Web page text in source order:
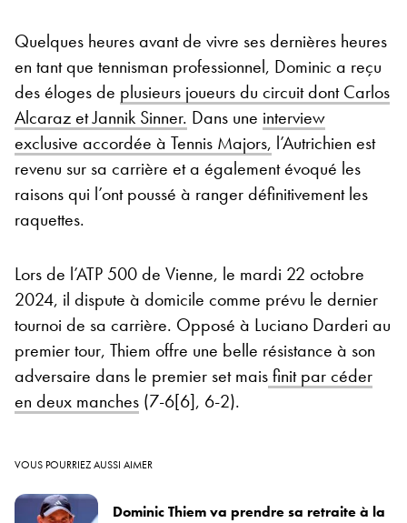
Quelques heures avant de vivre ses dernières heures
en tant que tennisman professionnel, Dominic a reçu
des éloges de plusieurs joueurs du circuit dont Carlos
Alcaraz et Jannik Sinner. Dans une interview
exclusive accordée à Tennis Majors, l’Autrichien est
revenu sur sa carrière et a également évoqué les
raisons qui l’ont poussé à ranger définitivement les
raquettes.
Lors de l’ATP 500 de Vienne, le mardi 22 octobre
2024, il dispute à domicile comme prévu le dernier
tournoi de sa carrière. Opposé à Luciano Darderi au
premier tour, Thiem offre une belle résistance à son
adversaire dans le premier set maisfinit par céder
en deux manches (7-6[6], 6-2).
VOUS POURRIEZ AUSSI AIMER
Dominic Thiem va prendre sa retraite à la